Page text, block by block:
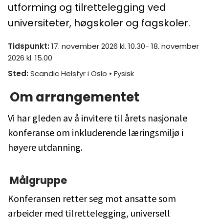
utforming og tilrettelegging ved
universiteter, høgskoler og fagskoler.
Tidspunkt: 17. november 2026 kl. 10.30- 18. november
2026 kl. 15.00
Sted: Scandic Helsfyr i Oslo • Fysisk
Om arrangementet
Vi har gleden av å invitere til årets nasjonale
konferanse om inkluderende læringsmiljø i
høyere utdanning.
Målgruppe
Konferansen retter seg mot ansatte som
arbeider med tilrettelegging, universell